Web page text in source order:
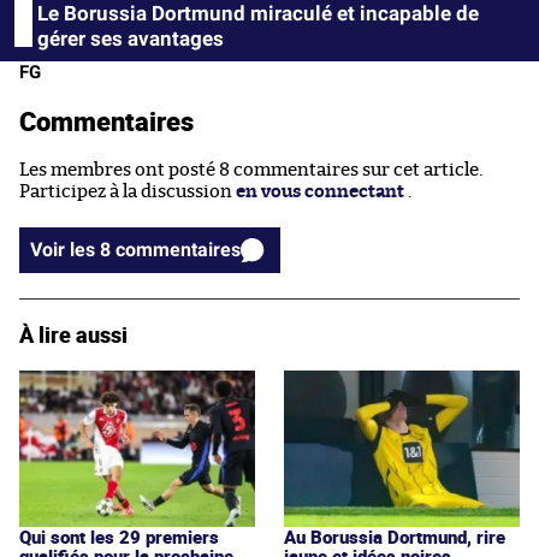
Le Borussia Dortmund miraculé et incapable de
gérer ses avantages
FG
Commentaires
Les membres ont posté 8 commentaires sur cet article.
Participez à la discussion en vous connectant .
Voir les 8 commentaires
À lire aussi
Qui sont les 29 premiers
Au Borussia Dortmund, rire